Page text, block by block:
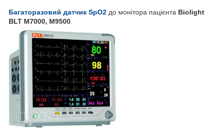
Багаторазовий датчик SpO2 до монітора пацієнта Biolight
BLT M7000, M9500